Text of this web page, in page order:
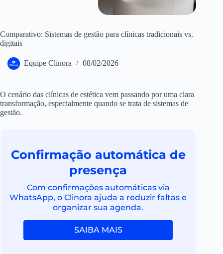
Comparativo: Sistemas de gestão para clínicas tradicionais vs.
digitais
Equipe Clinora 08/02/2026
O cenário das clínicas de estética vem passando por uma clara
transformação, especialmente quando se trata de sistemas de
gestão.
Confirmação automática de
presença
Com confirmações automáticas via
WhatsApp, o Clinora ajuda a reduzir faltas e
organizar sua agenda.
SAIBA MAIS